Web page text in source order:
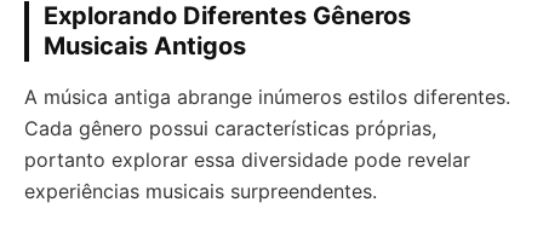
Explorando Diferentes Gêneros
Musicais Antigos
A música antiga abrange inúmeros estilos diferentes.
Cada gênero possui características próprias,
portanto explorar essa diversidade pode revelar
experiências musicais surpreendentes.